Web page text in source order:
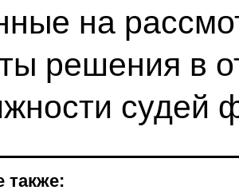
на
решения в
судей
также: